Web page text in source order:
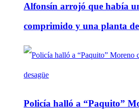
Alfonsín arrojó que había
comprimido y una planta
Policía halló a “Paquito”